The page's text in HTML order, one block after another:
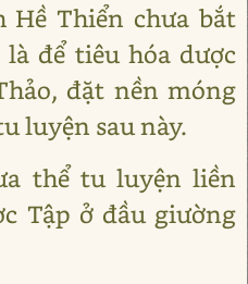
Hề Thiển chưa bắt
để tiêu hóa dược
đặt nền móng
luyện sau này.
thể tu luyện liền
Tập ở đầu giường